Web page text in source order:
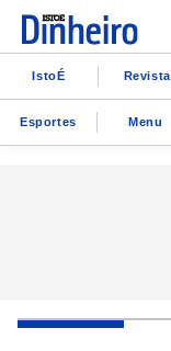
IstoÉ Revista
Esportes Menu